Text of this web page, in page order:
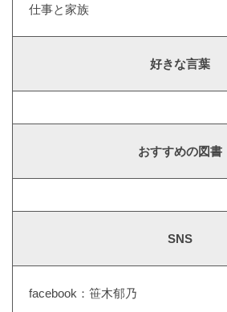
仕事と家族
好きな言葉
おすすめの図書
SNS
facebook：笹木郁乃